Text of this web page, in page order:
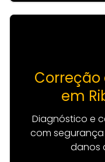
em
Diagnóstico e
com
danos